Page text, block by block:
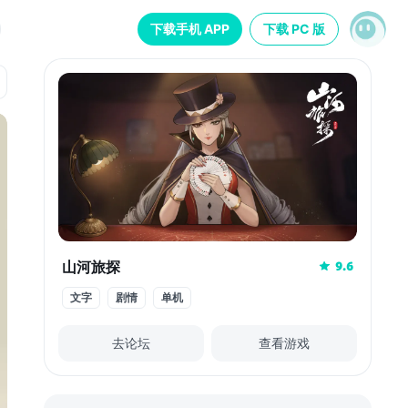
下载手机 APP 下载 PC 版
山河旅探 9.6
文字 剧情 单机
去论坛 查看游戏